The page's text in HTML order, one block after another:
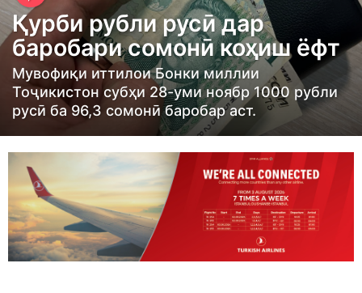
e
a
r
s
a
g
o
a
r
Қурби рубли русӣ дар
баробари сомонӣ коҳиш ёфт
Мувофиқи иттилои Бонки миллии
Тоҷикистон субҳи 28-уми ноябр 1000 рубли
русӣ ба 96,3 сомонӣ баробар аст.